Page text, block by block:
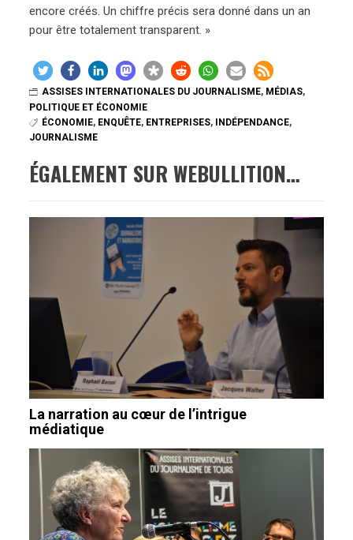
encore créés. Un chiffre précis sera donné dans un an
pour être totalement transparent. »
ASSISES INTERNATIONALES DU JOURNALISME, MÉDIAS,
POLITIQUE ET ÉCONOMIE
ÉCONOMIE, ENQUÊTE, ENTREPRISES, INDÉPENDANCE,
JOURNALISME
ÉGALEMENT SUR WEBULLITION…
La narration au cœur de l’intrigue
médiatique